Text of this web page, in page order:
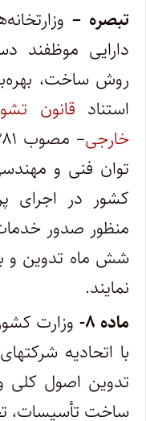
تبصره –
دارایی موظفند
استناد قانون
خارجی
توان فنی و
کشور در اجرای
شش ماه تدوین و
نمایند.
ماده ۸-
وزارت
با اتحادیه
تدوین اصول کلی
ساخت تأسیسات،